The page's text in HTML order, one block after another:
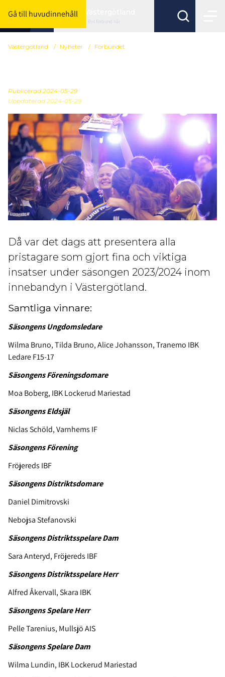
Gå till huvudinnehåll
Byt förbund här
Västergötland / Nyheter / Förbundet
Publicerad 2024-05-29
Uppdaterad 2024-05-29
Då var det dags att presentera alla
pristagare som gjort fina och viktiga
insatser under säsongen 2023/2024 inom
innebandyn i Västergötland.
Samtliga vinnare:
Säsongens Ungdomsledare
Wilma Bruno, Tilda Bruno, Alice Johansson, Tranemo IBK
Ledare F15-17
Säsongens Föreningsdomare
Moa Boberg, IBK Lockerud Mariestad
Säsongens Eldsjäl
Niclas Schöld, Varnhems IF
Säsongens Förening
Fröjereds IBF
Säsongens Distriktsdomare
Daniel Dimitrovski
Nebojsa Stefanovski
Säsongens Distriktsspelare Dam
Sara Anteryd, Fröjereds IBF
Säsongens Distriktsspelare Herr
Alfred Åkervall, Skara IBK
Säsongens Spelare Herr
Pelle Tarenius, Mullsjö AIS
Säsongens Spelare Dam
Wilma Lundin, IBK Lockerud Mariestad